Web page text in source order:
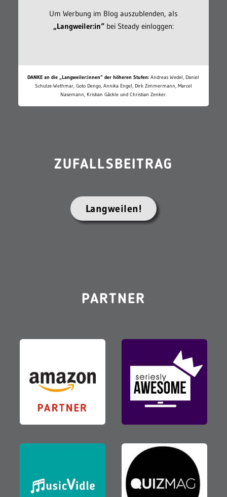
Um Werbung im Blog auszublenden, als
„Langweiler:in“bei Steady einloggen:
DANKE an die „Langweiler:innen“ der höheren Stufen: Andreas Wedel, Daniel
Schulze-Wethmar, Goto Dengo, Annika Engel, Dirk Zimmermann, Marcel
Nasemann, Kristian Gäckle und Christian Zenker.
ZUFALLSBEITRAG
Langweilen!
PARTNER